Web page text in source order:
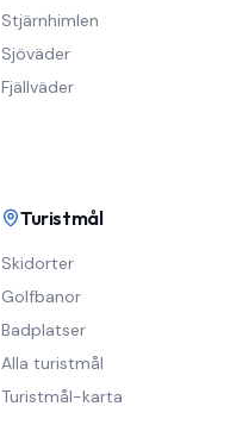
Stjärnhimlen
Sjöväder
Fjällväder
Turistmål
Skidorter
Golfbanor
Badplatser
Alla turistmål
Turistmål-karta